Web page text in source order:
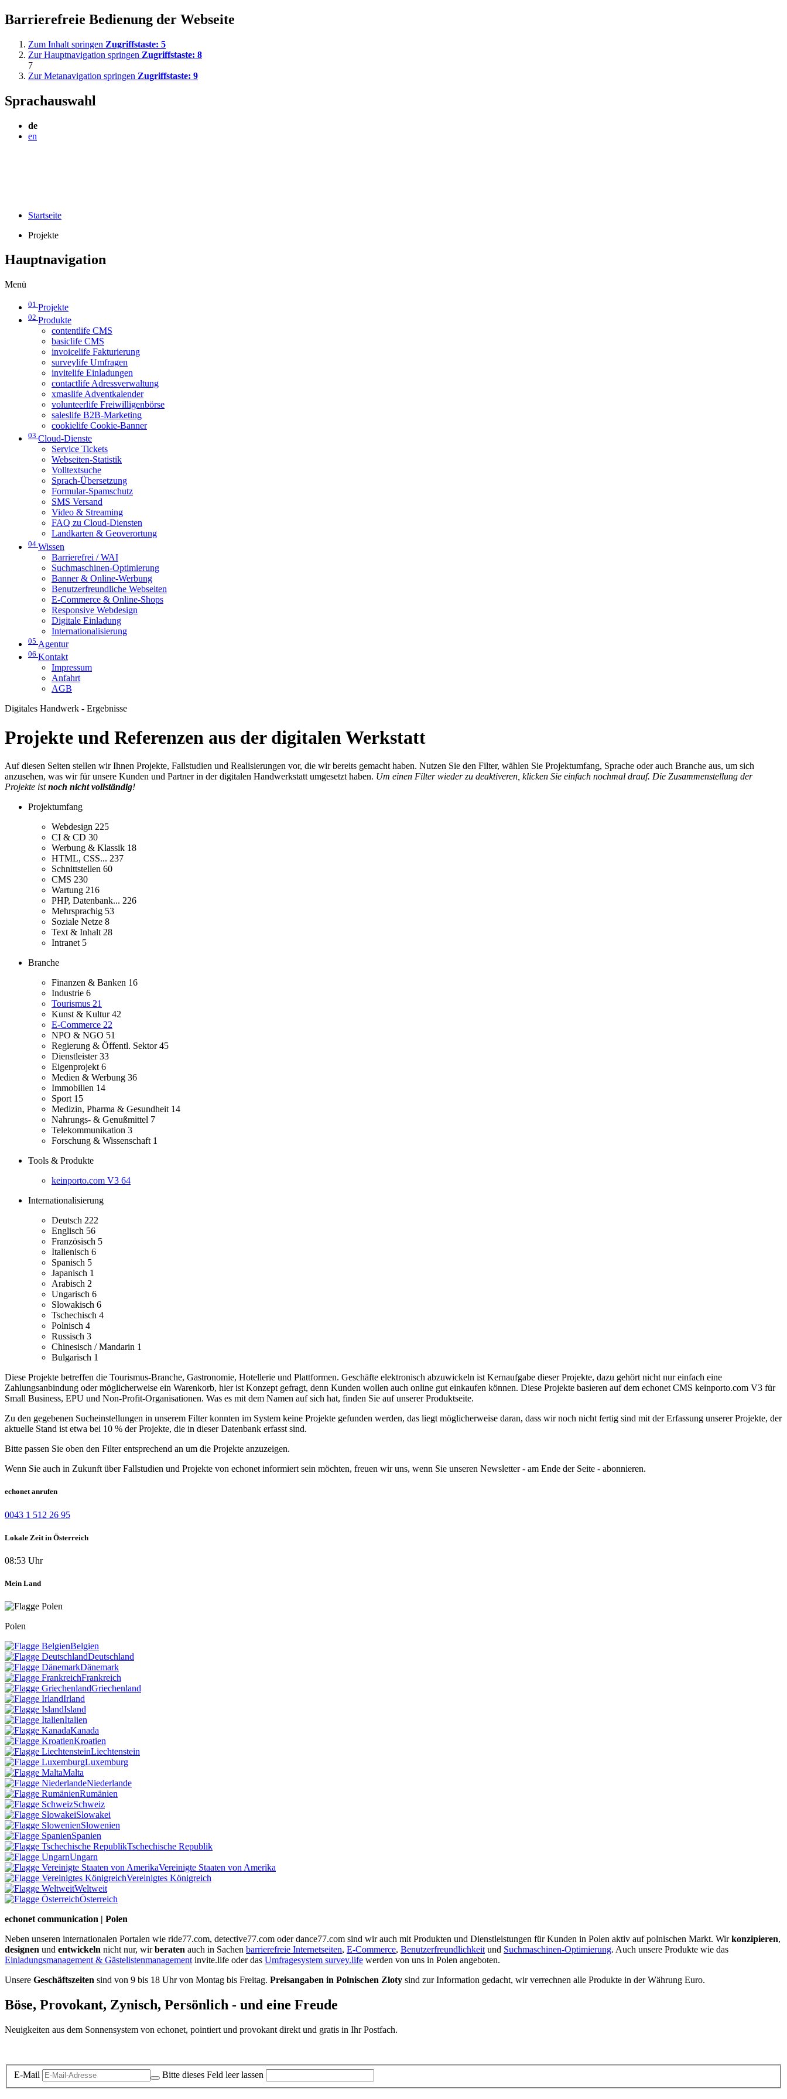
Barrierefreie Bedienung der Webseite
Zum Inhalt springen Zugriffstaste: 5
Zur Hauptnavigation springen Zugriffstaste: 8
7
Zur Metanavigation springen Zugriffstaste: 9
Sprachauswahl
de
en
Startseite
Projekte
Hauptnavigation
Menü
01 Projekte
02 Produkte
contentlife CMS
basiclife CMS
invoicelife Fakturierung
surveylife Umfragen
invitelife Einladungen
contactlife Adressverwaltung
xmaslife Adventkalender
volunteerlife Freiwilligenbörse
saleslife B2B-Marketing
cookielife Cookie-Banner
03 Cloud-Dienste
Service Tickets
Webseiten-Statistik
Volltextsuche
Sprach-Übersetzung
Formular-Spamschutz
SMS Versand
Video & Streaming
FAQ zu Cloud-Diensten
Landkarten & Geoverortung
04 Wissen
Barrierefrei / WAI
Suchmaschinen-Optimierung
Banner & Online-Werbung
Benutzerfreundliche Webseiten
E-Commerce & Online-Shops
Responsive Webdesign
Digitale Einladung
Internationalisierung
05 Agentur
06 Kontakt
Impressum
Anfahrt
AGB
Digitales Handwerk - Ergebnisse
Projekte und Referenzen aus der digitalen Werkstatt
Auf diesen Seiten stellen wir Ihnen Projekte, Fallstudien und Realisierungen vor, die wir bereits gemacht haben. Nutzen Sie den Filter, wählen Sie Projektumfang, Sprache oder auch Branche aus, um sich
anzusehen, was wir für unsere Kunden und Partner in der digitalen Handwerkstatt umgesetzt haben. Um einen Filter wieder zu deaktiveren, klicken Sie einfach nochmal drauf. Die Zusammenstellung der
Projekte istnoch nicht vollständig!
Projektumfang
Webdesign 225
CI & CD 30
Werbung & Klassik 18
HTML, CSS... 237
Schnittstellen 60
CMS 230
Wartung 216
PHP, Datenbank... 226
Mehrsprachig 53
Soziale Netze 8
Text & Inhalt 28
Intranet 5
Branche
Finanzen & Banken 16
Industrie 6
Tourismus 21
Kunst & Kultur42
E-Commerce 22
NPO & NGO 51
Regierung & Öffentl. Sektor45
Dienstleister33
Eigenprojekt 6
Medien & Werbung 36
Immobilien 14
Sport 15
Medizin, Pharma & Gesundheit 14
Nahrungs- & Genußmittel 7
Telekommunikation 3
Forschung & Wissenschaft 1
Tools & Produkte
keinporto.com V3 64
Internationalisierung
Deutsch 222
Englisch 56
Französisch 5
Italienisch 6
Spanisch 5
Japanisch 1
Arabisch 2
Ungarisch 6
Slowakisch 6
Tschechisch 4
Polnisch 4
Russisch 3
Chinesisch / Mandarin 1
Bulgarisch 1
Diese Projekte betreffen die Tourismus-Branche, Gastronomie, Hotellerie und Plattformen. Geschäfte elektronisch abzuwickeln ist Kernaufgabe dieser Projekte, dazu gehört nicht nur einfach eine
Zahlungsanbindung oder möglicherweise ein Warenkorb, hier ist Konzept gefragt, denn Kunden wollen auch online gut einkaufen können. Diese Projekte basieren auf dem echonet CMS keinporto.com V3 für
Small Business, EPU und Non-Profit-Organisationen. Was es mit dem Namen auf sich hat, finden Sie auf unserer Produktseite.
Zu den gegebenen Sucheinstellungen in unserem Filter konnten im System keine Projekte gefunden werden, das liegt möglicherweise daran, dass wir noch nicht fertig sind mit der Erfassung unserer Projekte, der
aktuelle Stand ist etwa bei 10 % der Projekte, die in dieser Datenbank erfasst sind.
Bitte passen Sie oben den Filter entsprechend an um die Projekte anzuzeigen.
Wenn Sie auch in Zukunft über Fallstudien und Projekte von echonet informiert sein möchten, freuen wir uns, wenn Sie unseren Newsletter - am Ende der Seite - abonnieren.
echonet anrufen
0043 1 512 26 95
Lokale Zeit in Österreich
08:53 Uhr
Mein Land
Polen
Belgien
Deutschland
Dänemark
Frankreich
Griechenland
Irland
Island
Italien
Kanada
Kroatien
Liechtenstein
Luxemburg
Malta
Niederlande
Rumänien
Schweiz
Slowakei
Slowenien
Spanien
Tschechische Republik
Ungarn
Vereinigte Staaten von Amerika
Vereinigtes Königreich
Weltweit
Österreich
echonet communication | Polen
Neben unseren internationalen Portalen wie ride77.com, detective77.com oder dance77.com sind wir auch mit Produkten und Dienstleistungen für Kunden in Polen aktiv auf polnischen Markt. Wirkonzipieren,
designen und entwickeln nicht nur, wirberaten auch in Sachen barrierefreie Internetseiten, E-Commerce, Benutzerfreundlichkeit und Suchmaschinen-Optimierung. Auch unsere Produkte wie das
Einladungsmanagement & Gästelistenmanagement invite.life oder das Umfragesystem survey.life werden von uns in Polen angeboten.
Unsere Geschäftszeiten sind von 9 bis 18 Uhr von Montag bis Freitag. Preisangaben in Polnischen Zloty sind zur Information gedacht, wir verrechnen alle Produkte in der Währung Euro.
Böse, Provokant, Zynisch, Persönlich - und eine Freude
Neuigkeiten aus dem Sonnensystem von echonet, pointiert und provokant direkt und gratis in Ihr Postfach.
E-Mail Bitte dieses Feld leer lassen